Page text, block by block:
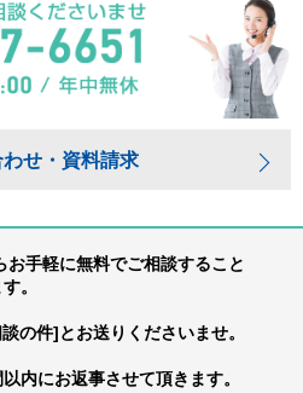
せ・資料請求
お手軽に無料でご相談すること
。
の件]とお送りくださいませ。
内にお返事させて頂きます。